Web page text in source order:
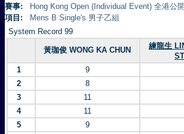
賽事:
Hong Kong Open (Individual Event) 全港公
項目:
Mens B Single's 男子乙組
System Record 99
黃珈俊 WONG KA CHUN
練龍生
1
9
2
8
3
11
4
11
5
9